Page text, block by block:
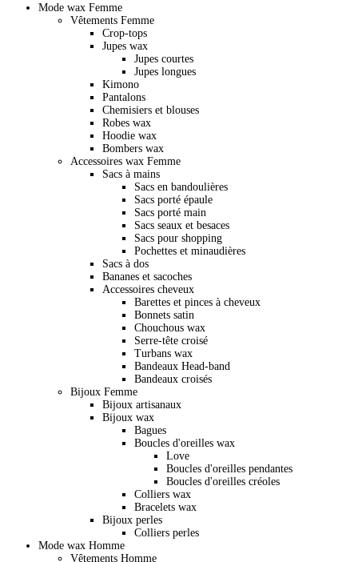
Mode wax Femme
Vêtements Femme
Crop-tops
Jupes wax
Jupes courtes
Jupes longues
Kimono
Pantalons
Chemisiers et blouses
Robes wax
Hoodie wax
Bombers wax
Accessoires wax Femme
Sacs à mains
Sacs en bandoulières
Sacs porté épaule
Sacs porté main
Sacs seaux et besaces
Sacs pour shopping
Pochettes et minaudières
Sacs à dos
Bananes et sacoches
Accessoires cheveux
Barettes et pinces à cheveux
Bonnets satin
Chouchous wax
Serre-tête croisé
Turbans wax
Bandeaux Head-band
Bandeaux croisés
Bijoux Femme
Bijoux artisanaux
Bijoux wax
Bagues
Boucles d'oreilles wax
Love
Boucles d'oreilles pendantes
Boucles d'oreilles créoles
Colliers wax
Bracelets wax
Bijoux perles
Colliers perles
Mode wax Homme
Vêtements Homme